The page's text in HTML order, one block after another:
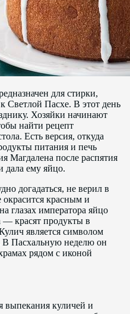
для стирки,
Светлой Пасхе. В этот день
Хозяйки начинают
найти рецепт
Есть версия, откуда
питания и печь
Магдалена после распятия
дала ему яйцо.
догадаться, не верил в
окрасится красным и
глазах императора яйцо
— красят продукты в
является символом
В Пасхальную неделю он
рядом с иконой
выпекания куличей и